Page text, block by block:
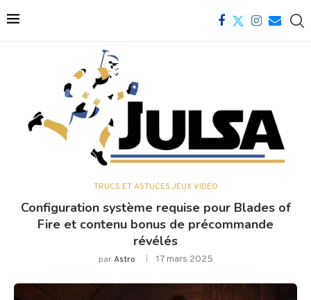
TRUCS ET ASTUCES JEUX VIDÉO
Configuration système requise pour Blades of
Fire et contenu bonus de précommande
révélés
parAstro 17 mars 2025